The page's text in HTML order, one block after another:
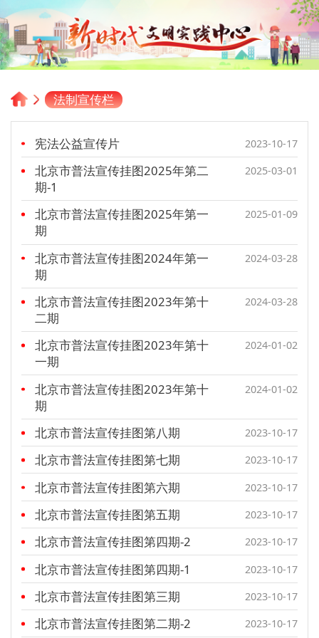
法制宣传栏
宪法公益宣传片 2023-10-17
北京市普法宣传挂图2025年第二
期-1
2025-03-01
北京市普法宣传挂图2025年第一
期
2025-01-09
北京市普法宣传挂图2024年第一
期
2024-03-28
北京市普法宣传挂图2023年第十
二期
2024-03-28
北京市普法宣传挂图2023年第十
一期
2024-01-02
北京市普法宣传挂图2023年第十
期
2024-01-02
北京市普法宣传挂图第八期 2023-10-17
北京市普法宣传挂图第七期 2023-10-17
北京市普法宣传挂图第六期 2023-10-17
北京市普法宣传挂图第五期 2023-10-17
北京市普法宣传挂图第四期-2 2023-10-17
北京市普法宣传挂图第四期-1 2023-10-17
北京市普法宣传挂图第三期 2023-10-17
北京市普法宣传挂图第二期-2 2023-10-17